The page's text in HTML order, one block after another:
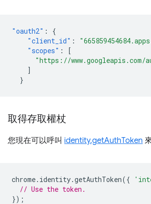
"oauth2" :
{
"client_id" :
"scopes" :
[
"https://www.googleapis.com/
]
}
取得存取權杖
您現在可以呼叫 identity.getAuthToken
chrome. identity.getAuthToken({
// Use the token.
});